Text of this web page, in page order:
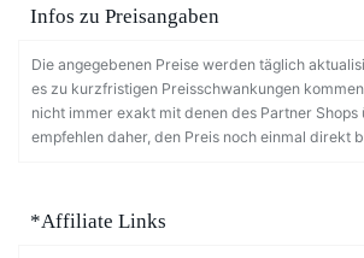
Infos zu Preisangaben
Die angegebenen Preise werden täglich
es zu kurzfristigen Preisschwankungen
nicht immer exakt mit denen des Partner
empfehlen daher, den Preis noch einmal direkt
*Affiliate Links